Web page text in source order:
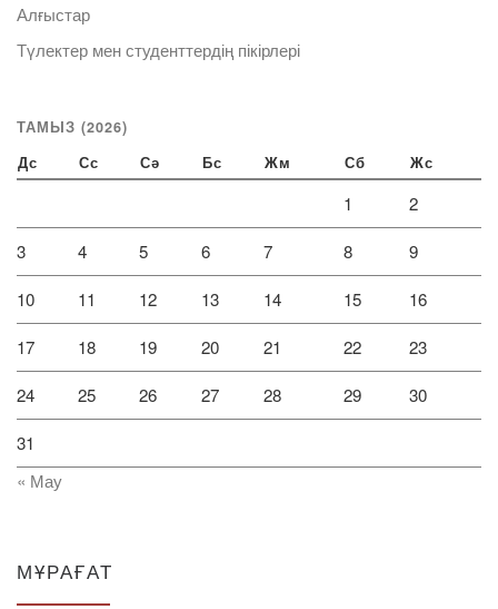
Алғыстар
Түлектер мен студенттердің пікірлері
ТАМЫЗ (2026)
Дс Сс Сә Бс Жм Сб Жс
1 2
3 4 5 6 7 8 9
10 11 12 13 14 15 16
17 18 19 20 21 22 23
24 25 26 27 28 29 30
31
« Мау
МҰРАҒАТ